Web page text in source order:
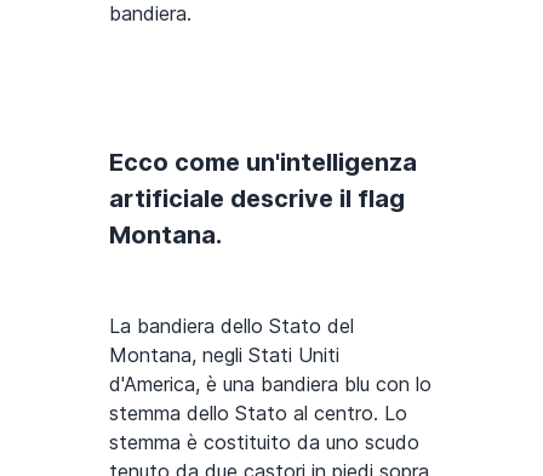
bandiera.
Ecco come un'intelligenza
artificiale descrive il flag
Montana.
La bandiera dello Stato del
Montana, negli Stati Uniti
d'America, è una bandiera blu con lo
stemma dello Stato al centro. Lo
stemma è costituito da uno scudo